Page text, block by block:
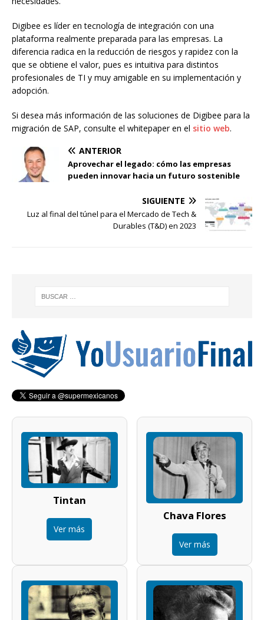
Digibee es líder en tecnología de integración con una
plataforma realmente preparada para las empresas. La
diferencia radica en la reducción de riesgos y rapidez con la
que se obtiene el valor, pues es intuitiva para distintos
profesionales de TI y muy amigable en su implementación y
adopción.
Si desea más información de las soluciones de Digibee para la
migración de SAP, consulte el whitepaper en el sitio web.
ANTERIOR
Aprovechar el legado: cómo las empresas
pueden innovar hacia un futuro sostenible
SIGUIENTE
Luz al final del túnel para el Mercado de Tech &
Durables (T&D) en 2023
Tintan
Ver más
Chava Flores
Ver más